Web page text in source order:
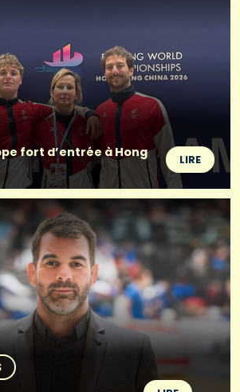
fort d’entrée à Hong
LIRE